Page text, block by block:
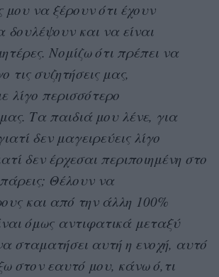
μου να ξέρουν ότι έχουν
δουλέψουν και να είναι
Νομίζω ότι πρέπει να
τις συζητήσεις μας,
λίγο περισσότερο
Τα παιδιά μου λένε, για
δεν μαγειρεύεις λίγο
δεν έρχεσαι περιποιημένη στο
Θέλουν να
και από την άλλη 100%
όμως αντιφατικά μεταξύ
σταματήσει αυτή η ενοχή, αυτό
στον εαυτό μου, κάνω ό,τι